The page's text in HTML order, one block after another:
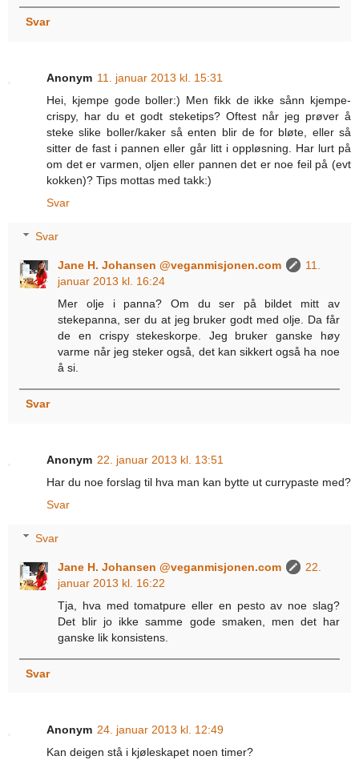
Svar
Anonym 11. januar 2013 kl. 15:31
Hei, kjempe gode boller:) Men fikk de ikke sånn kjempe-
crispy, har du et godt steketips? Oftest når jeg prøver å
steke slike boller/kaker så enten blir de for bløte, eller så
sitter de fast i pannen eller går litt i oppløsning. Har lurt på
om det er varmen, oljen eller pannen det er noe feil på (evt
kokken)? Tips mottas med takk:)
Svar
Svar
Jane H. Johansen @veganmisjonen.com
11.
januar 2013 kl. 16:24
Mer olje i panna? Om du ser på bildet mitt av
stekepanna, ser du at jeg bruker godt med olje. Da får
de en crispy stekeskorpe. Jeg bruker ganske høy
varme når jeg steker også, det kan sikkert også ha noe
å si.
Svar
Anonym 22. januar 2013 kl. 13:51
Har du noe forslag til hva man kan bytte ut currypaste med?
Svar
Svar
Jane H. Johansen @veganmisjonen.com
22.
januar 2013 kl. 16:22
Tja, hva med tomatpure eller en pesto av noe slag?
Det blir jo ikke samme gode smaken, men det har
ganske lik konsistens.
Svar
Anonym 24. januar 2013 kl. 12:49
Kan deigen stå i kjøleskapet noen timer?